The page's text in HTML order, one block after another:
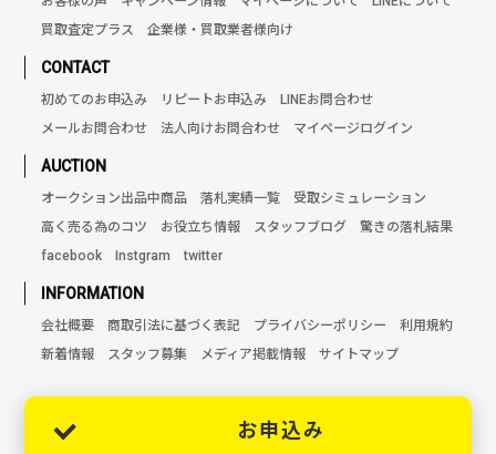
買取査定プラス
企業様・買取業者様向け
CONTACT
初めてのお申込み リピートお申込み
LINEお問合わせ
メールお問合わせ
法人向けお問合わせ マイページログイン
AUCTION
オークション出品中商品 落札実績一覧
受取シミュレーション
高く売る為のコツ
お役立ち情報 スタッフブログ
驚きの落札結果
facebook
Instgram twitter
INFORMATION
会社概要 商取引法に基づく表記 プライバシーポリシー
利用規約
新着情報
スタッフ募集 メディア掲載情報 サイトマップ
お申込み